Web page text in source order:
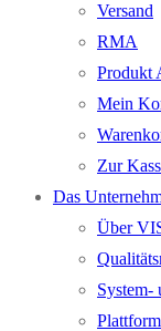
Versand
RMA
Produkt
Mein
Zur
Das
Über
System-